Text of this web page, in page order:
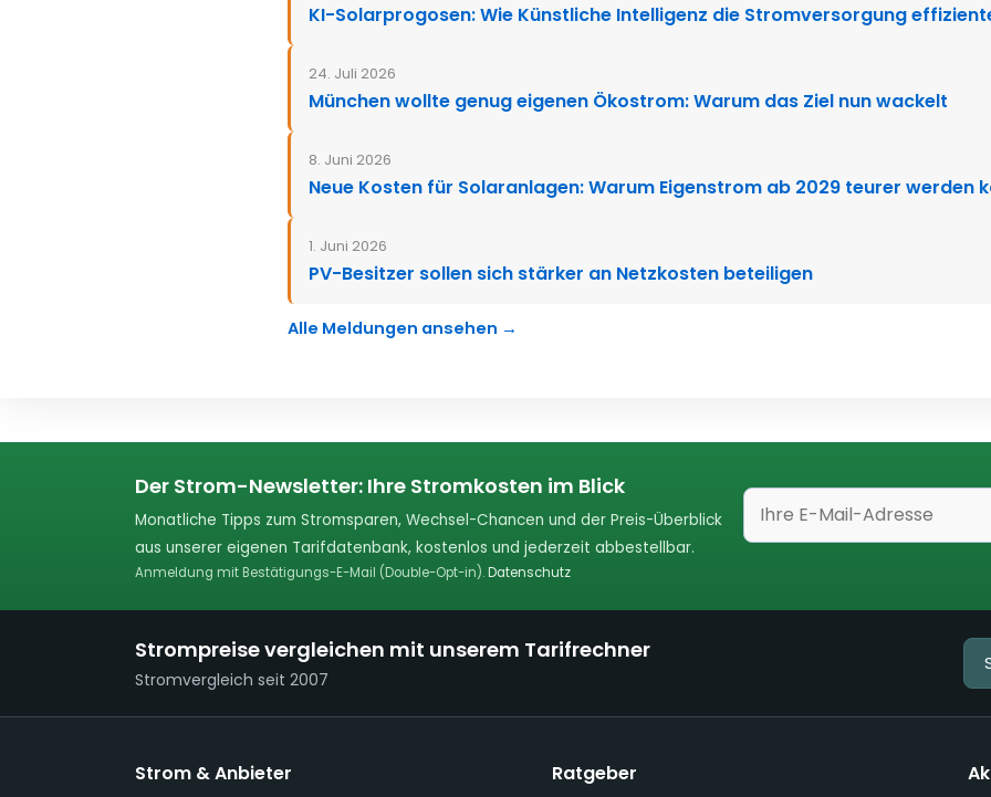
KI-Solarprogosen: Wie Künstliche Intelligenz die Stromversorgung
24. Juli 2026
München wollte genug eigenen Ökostrom: Warum das Ziel nun wackelt
8. Juni 2026
Neue Kosten für Solaranlagen: Warum Eigenstrom ab 2029 teurer werden
1. Juni 2026
PV-Besitzer sollen sich stärker an Netzkosten beteiligen
Alle Meldungen ansehen →
Der Strom-Newsletter: Ihre Stromkosten im Blick
Monatliche Tipps zum Stromsparen, Wechsel-Chancen und der Preis-Überblick
aus unserer eigenen Tarifdatenbank, kostenlos und jederzeit abbestellbar.
Anmeldung mit Bestätigungs-E-Mail (Double-Opt-in).Datenschutz
Strompreise vergleichen mit unserem Tarifrechner
Stromvergleich seit 2007
Strom & Anbieter Ratgeber